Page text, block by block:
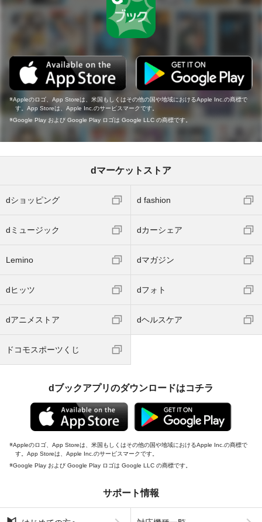
Appleのロゴ、App Storeは、米国もしくはその他の国や地域におけるApple Inc.の商標で
す。App Storeは、Apple Inc.のサービスマークです。
Google Play および Google Play ロゴは Google LLC の商標です。
dマーケットストア
dショッピング d fashion
dミュージック dカーシェア
Lemino dマガジン
dヒッツ dフォト
dアニメストア dヘルスケア
ドコモスポーツくじ
dブックアプリのダウンロードはコチラ
Appleのロゴ、App Storeは、米国もしくはその他の国や地域におけるApple Inc.の商標で
す。App Storeは、Apple Inc.のサービスマークです。
Google Play および Google Play ロゴは Google LLC の商標です。
サポート情報